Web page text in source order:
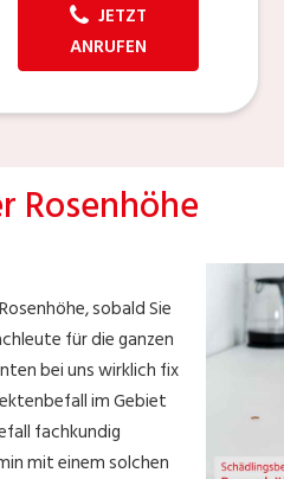
JETZT
ANRUFEN
Rosenhöhe
sobald Sie
für die ganzen
bei uns wirklich fix
im Gebiet
fachkundig
mit einem solchen